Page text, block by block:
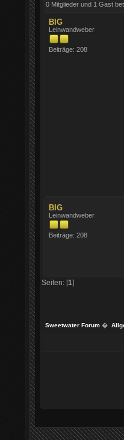
0 Mitglieder und 1 Gast
BIG
Leinwandweber
Beiträge: 208
BIG
Leinwandweber
Beiträge: 208
Seiten: [1]
Sweetwater Forum �